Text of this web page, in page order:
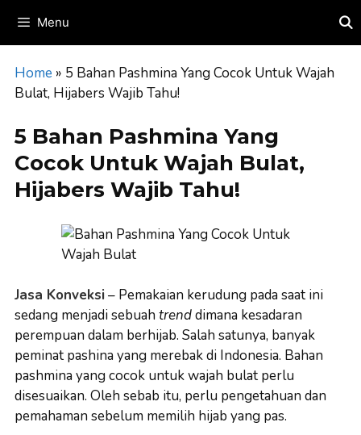
content
Menu
Home » 5 Bahan Pashmina Yang Cocok Untuk Wajah
Bulat, Hijabers Wajib Tahu!
5 Bahan Pashmina Yang
Cocok Untuk Wajah Bulat,
Hijabers Wajib Tahu!
Jasa Konveksi– Pemakaian kerudung pada saat ini
sedang menjadi sebuah trenddimana kesadaran
perempuan dalam berhijab. Salah satunya, banyak
peminat pashina yang merebak di Indonesia. Bahan
pashmina yang cocok untuk wajah bulat perlu
disesuaikan. Oleh sebab itu, perlu pengetahuan dan
pemahaman sebelum memilih hijab yang pas.